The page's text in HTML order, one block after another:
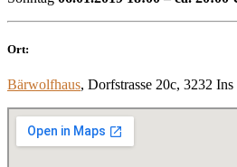
Ort:
Bärwolfhaus, Dorfstrasse 20c, 3232 Ins